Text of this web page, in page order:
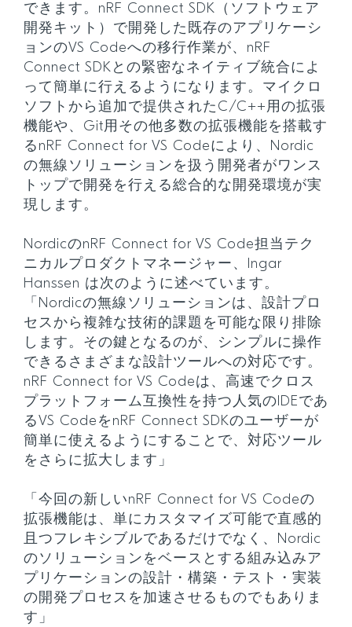
できます。nRF Connect SDK（ソフトウェア
開発キット）で開発した既存のアプリケーシ
ョンのVS Codeへの移行作業が、nRF
Connect SDKとの緊密なネイティブ統合によ
って簡単に行えるようになります。マイクロ
ソフトから追加で提供されたC/C++用の拡張
機能や、Git用その他多数の拡張機能を搭載す
るnRF Connect for VS Codeにより、Nordic
の無線ソリューションを扱う開発者がワンス
トップで開発を行える総合的な開発環境が実
現します。
NordicのnRF Connect for VS Code担当テク
ニカルプロダクトマネージャー、Ingar
Hanssen は次のように述べています。
「Nordicの無線ソリューションは、設計プロ
セスから複雑な技術的課題を可能な限り排除
します。その鍵となるのが、シンプルに操作
できるさまざまな設計ツールへの対応です。
nRF Connect for VS Codeは、高速でクロス
プラットフォーム互換性を持つ人気のIDEであ
るVS CodeをnRF Connect SDKのユーザーが
簡単に使えるようにすることで、対応ツール
をさらに拡大します」
「今回の新しいnRF Connect for VS Codeの
拡張機能は、単にカスタマイズ可能で直感的
且つフレキシブルであるだけでなく、Nordic
のソリューションをベースとする組み込みア
プリケーションの設計・構築・テスト・実装
の開発プロセスを加速させるものでもありま
す」